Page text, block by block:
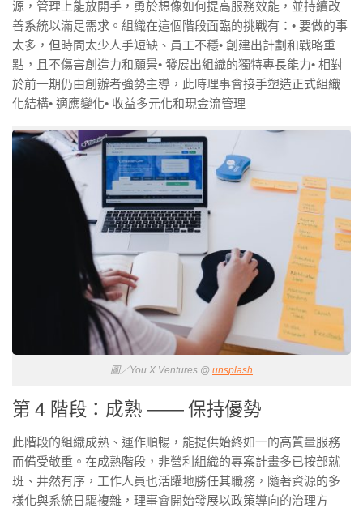
源，管理上能放開手，勇於想像如何提高服務效能，並持續改
善系統以滿足需求。組織在這個階段面臨的挑戰有：• 要做的事
太多，但時間太少人手短缺、員工不穩• 創建出計劃和戰略重
點，且不傷害創造力和願景• 發展出組織的獨特專長能力• 相對
於前一期仍由創辦者強勢主導，此時理事會接手塑造正式組織
化結構• 適應變化• 收益多元化和現金流管理
圖／You X Ventures @ unsplash
第 4 階段：成熟 —— 保持優勢
此階段的組織成熟、運作順暢，能提供始終如一的高質量服務
而備受敬重。在成熟階段，非營利組織的專案計畫多已按部就
班、井然有序，工作人員也活躍地勝任其職務，隨著資源的多
樣化與系統日驅複雜，理事會開始發展以政策導向的治理方